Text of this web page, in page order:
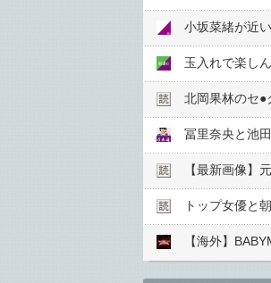
小坂菜緒が近
玉入れで楽し
北岡果林のセ●︎
冨里奈央と池
【最新画像】
トップ女優と
【海外】